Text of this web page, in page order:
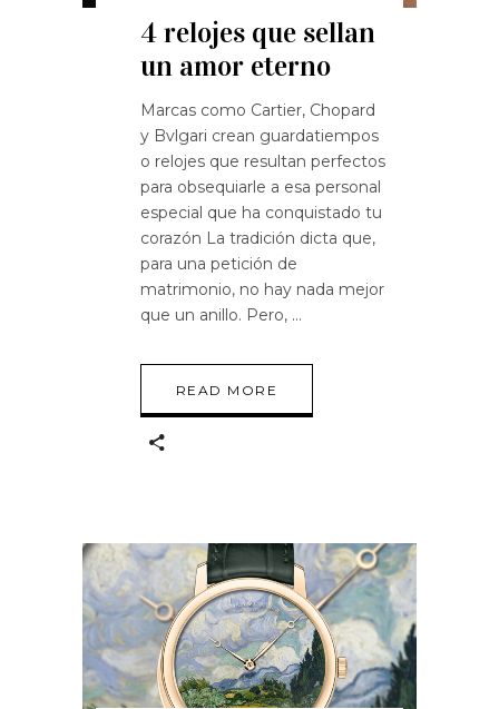
4 relojes que sellan
un amor eterno
Marcas como Cartier, Chopard
y Bvlgari crean guardatiempos
o relojes que resultan perfectos
para obsequiarle a esa personal
especial que ha conquistado tu
corazón La tradición dicta que,
para una petición de
matrimonio, no hay nada mejor
que un anillo. Pero,
READ MORE